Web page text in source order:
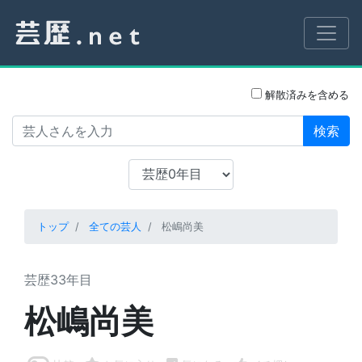
解散済みを含める
検索
トップ 全ての芸人 松嶋尚美
芸歴33年目
松嶋尚美